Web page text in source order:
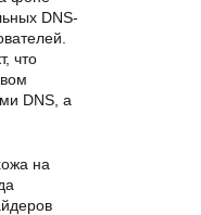
DNS-
что
DNS, а
на